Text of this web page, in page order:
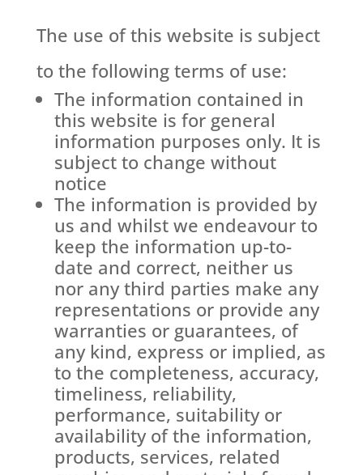
The use of this website is subject
to the following terms of use:
The information contained in
this website is for general
information purposes only. It is
subject to change without
notice
The information is provided by
us and whilst we endeavour to
keep the information up-to-
date and correct, neither us
nor any third parties make any
representations or provide any
warranties or guarantees, of
any kind, express or implied, as
to the completeness, accuracy,
timeliness, reliability,
performance, suitability or
availability of the information,
products, services, related